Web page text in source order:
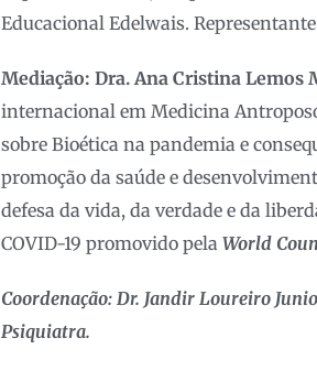
Educacional Edelwais.
Mediação: Dra. Ana Cristina Lemos
internacional em Medicina
sobre Bioética na pandemia e
promoção da saúde e
defesa da vida, da verdade e da
COVID-19 promovido pela World
Coordenação: Dr. Jandir Loureiro
Psiquiatra.